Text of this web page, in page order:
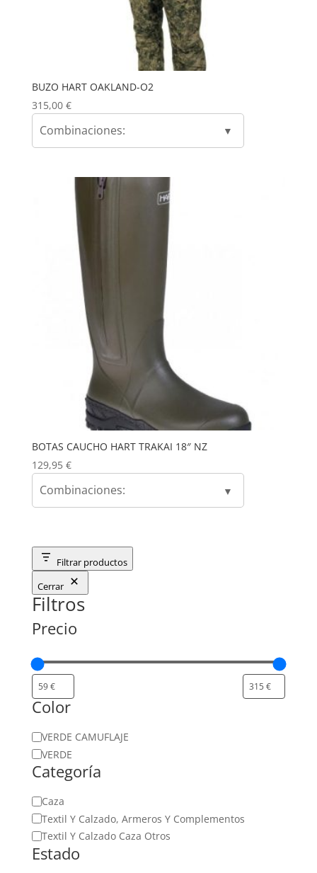
BUZO HART OAKLAND-O2
315,00 €
Combinaciones:
BOTAS CAUCHO HART TRAKAI 18″ NZ
129,95 €
Combinaciones:
Filtrar productos
Cerrar
Filtros
Precio
Color
Color
VERDE CAMUFLAJE
VERDE
Categoría
Categoría
Caza
Textil Y Calzado, Armeros Y Complementos
Textil Y Calzado Caza Otros
Estado